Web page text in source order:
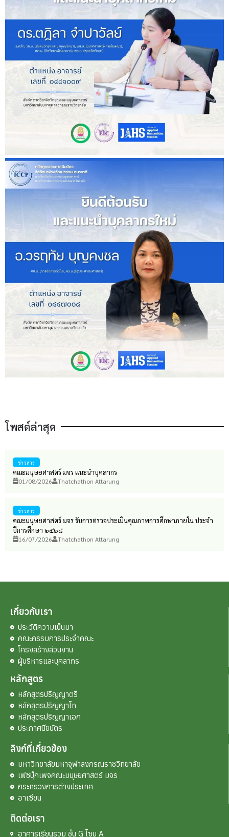
โพสต์ล่าสุด
ข่าวสาร
คณะมนุษยศาสตร์ มจร แนะนำบุคลากร
01/08/2026 Thatchathon Attarung
ข่าวสาร
คณะมนุษยศาสตร์ มจร รับการตรวจประเมินคุณภาพการศึกษาภายใน ประจำ
ปีการศึกษา ๒๕๖๘
16/07/2026 Thatchathon Attarung
เกี่ยวกับเรา
ประวัติความเป็นมา
คณะกรรมการประจำคณะ
โครงสร้างส่วนงาน
ผู้บริหารและบุคลากร
หลักสูตร
หลักสูตรปริญญาตรี
หลักสูตรปริญญาโท
หลักสูตรปริญญาเอก
ประกาศนียบัตร
ลิงก์ที่เกี่ยวข้อง
มหาวิทยาลัยมหาจุฬาลงกรณราชวิทยาลัย
เฟซบุ๊กเพจคณะมนุษยศาสตร์ มจร
กระทรวงการต่างประเทศ
อาเซียน
ติดต่อเรา
อาคารเรียนรวม ชั้น G โซน A